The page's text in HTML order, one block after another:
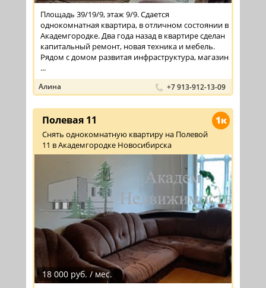
Площадь 39/19/9, этаж 9/9. Сдается
однокомнатная квартира, в отличном состоянии в
Академгородке. Два года назад в квартире сделан
капитальный ремонт, новая техника и мебель.
Рядом с домом развитая инфраструктура, магазин
...
Алина +7 913-912-13-09
1к
Полевая 11
Снять однокомнатную квартиру на Полевой
11 в Академгородке Новосибирска
18 000 руб. / мес.